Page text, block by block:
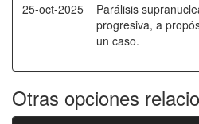
25-oct-2025
Parálisis
progresiva, a
un caso.
Otras opciones